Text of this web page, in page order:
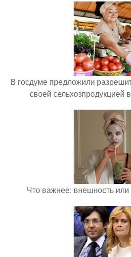
В госдуме предложили
своей сельхозпродукцией
Что важнее: внешность